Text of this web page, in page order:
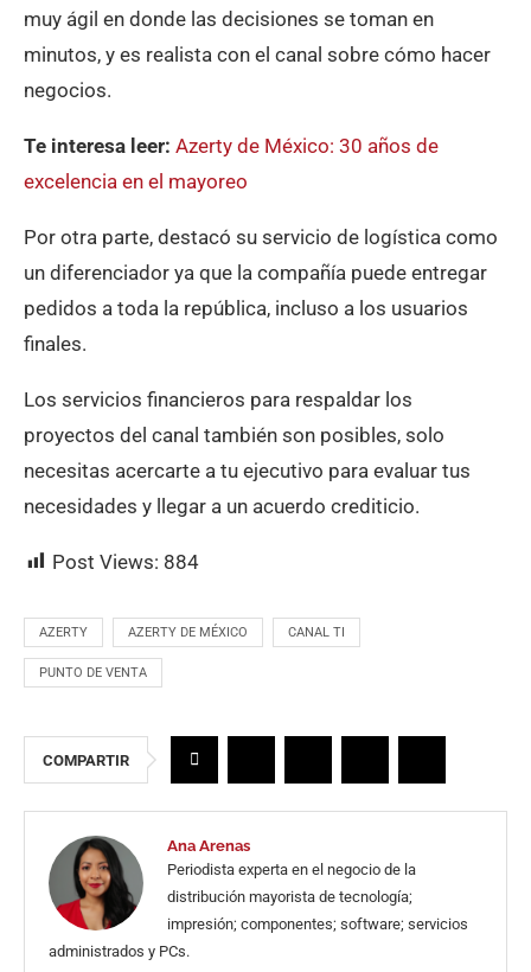
muy ágil en donde las decisiones se toman en
minutos, y es realista con el canal sobre cómo hacer
negocios.
Te interesa leer: Azerty de México: 30 años de
excelencia en el mayoreo
Por otra parte, destacó su servicio de logística como
un diferenciador ya que la compañía puede entregar
pedidos a toda la república, incluso a los usuarios
finales.
Los servicios financieros para respaldar los
proyectos del canal también son posibles, solo
necesitas acercarte a tu ejecutivo para evaluar tus
necesidades y llegar a un acuerdo crediticio.
Post Views: 884
AZERTY AZERTY DE MÉXICO CANAL TI
PUNTO DE VENTA
COMPARTIR
Ana Arenas
Periodista experta en el negocio de la
distribución mayorista de tecnología;
impresión; componentes; software; servicios
administrados y PCs.